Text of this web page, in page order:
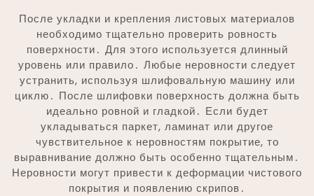
После укладки и крепления листовых материалов
необходимо тщательно проверить ровность
поверхности․ Для этого используется длинный
уровень или правило․ Любые неровности следует
устранить, используя шлифовальную машину или
циклю․ После шлифовки поверхность должна быть
идеально ровной и гладкой․ Если будет
укладываться паркет, ламинат или другое
чувствительное к неровностям покрытие, то
выравнивание должно быть особенно тщательным․
Неровности могут привести к деформации чистового
покрытия и появлению скрипов․